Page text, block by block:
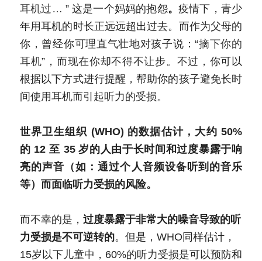
耳机过… ” 这是一个妈妈的抱怨。疫情下，青少
年用耳机的时长正远远超出过去。而作为父母的
你，曾经你可理直气壮地对孩子说：“摘下你的
耳机”，而现在你却不得不让步。不过，你可以
根据以下方式进行提醒，帮助你的孩子避免长时
间使用耳机而引起听力的受损。
世界卫生组织 (WHO) 的数据估计，大约 50%
的 12 至 35 岁的人由于长时间和过度暴露于响
亮的声音（如：通过个人音频设备听到的音乐
等）而面临听力受损的风险。
而不幸的是， 过度暴露于非常大的噪音导致的听
力受损是不可逆转的。但是，WHO同样估计，
15岁以下儿童中，60%的听力受损是可以预防和